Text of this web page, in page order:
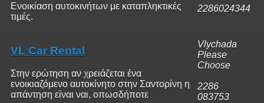
Ενοικίαση αυτοκινήτων με καταπληκτικές
τιμές.
2286024344
VL Car Rental
Στην ερώτηση αν χρειάζεται ένα
ενοικιαζόμενο αυτοκίνητο στην Σαντορίνη η
απάντηση είναι ναι, οπωσδήποτε
Vlychada
Please
Choose
2286
083753